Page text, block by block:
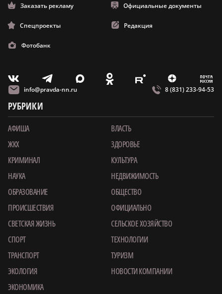
Заказать рекламу Официальные документы
Спецпроекты Редакция
Фотобанк
V T X O E Z m
info@pravda-nn.ru 8 (831) 233-94-53
РУБРИКИ
АФИША
ВЛАСТЬ
ЖКХ
ЗДОРОВЬЕ
КРИМИНАЛ
КУЛЬТУРА
НАУКА
НЕДВИЖИМОСТЬ
ОБРАЗОВАНИЕ
ОБЩЕСТВО
ПРОИСШЕСТВИЯ
ОФИЦИАЛЬНО
СВЕТСКАЯ ЖИЗНЬ
СЕЛЬСКОЕ ХОЗЯЙСТВО
СПОРТ
ТЕХНОЛОГИИ
ТРАНСПОРТ
ТУРИЗМ
ЭКОЛОГИЯ
НОВОСТИ КОМПАНИИ
ЭКОНОМИКА